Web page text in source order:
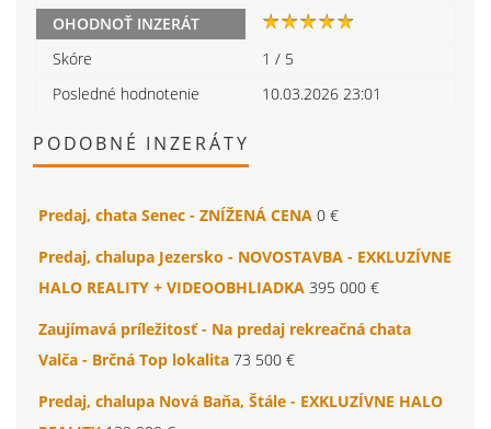
OHODNOŤ INZERÁT
Skóre
1 / 5
Posledné hodnotenie
10.03.2026 23:01
PODOBNÉ INZERÁTY
Predaj, chata Senec - ZNÍŽENÁ CENA 0 €
Predaj, chalupa Jezersko - NOVOSTAVBA - EXKLUZÍVNE
HALO REALITY + VIDEOOBHLIADKA 395 000 €
Zaujímavá príležitosť - Na predaj rekreačná chata
Valča - Brčná Top lokalita 73 500 €
Predaj, chalupa Nová Baňa, Štále - EXKLUZÍVNE HALO